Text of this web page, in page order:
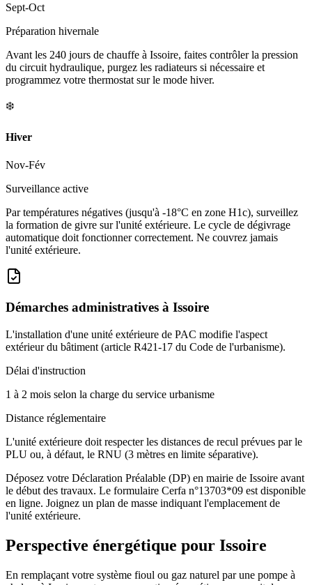
Sept-Oct
Préparation hivernale
Avant les 240 jours de chauffe à Issoire, faites contrôler la pression
du circuit hydraulique, purgez les radiateurs si nécessaire et
programmez votre thermostat sur le mode hiver.
❄️
Hiver
Nov-Fév
Surveillance active
Par températures négatives (jusqu'à -18°C en zone H1c), surveillez
la formation de givre sur l'unité extérieure. Le cycle de dégivrage
automatique doit fonctionner correctement. Ne couvrez jamais
l'unité extérieure.
Démarches administratives à Issoire
L'installation d'une unité extérieure de PAC modifie l'aspect
extérieur du bâtiment (article R421-17 du Code de l'urbanisme).
Délai d'instruction
1 à 2 mois selon la charge du service urbanisme
Distance réglementaire
L'unité extérieure doit respecter les distances de recul prévues par le
PLU ou, à défaut, le RNU (3 mètres en limite séparative).
Déposez votre Déclaration Préalable (DP) en mairie de Issoire avant
le début des travaux. Le formulaire Cerfa n°13703*09 est disponible
en ligne. Joignez un plan de masse indiquant l'emplacement de
l'unité extérieure.
Perspective énergétique pour Issoire
En remplaçant votre système fioul ou gaz naturel par une pompe à